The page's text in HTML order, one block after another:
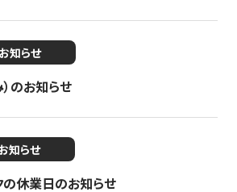
お知らせ
のお知らせ
知らせ
の休業日のお知らせ